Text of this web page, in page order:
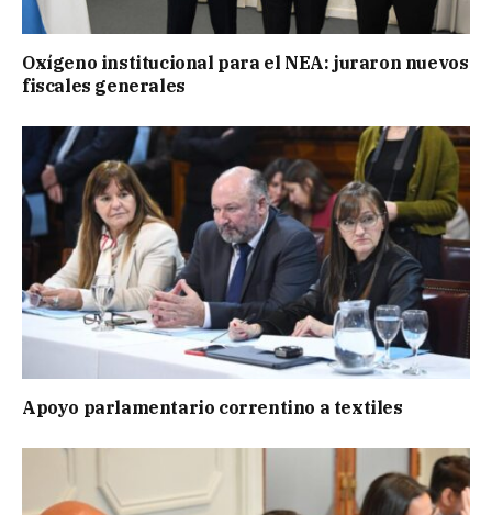
Oxígeno institucional para el NEA: juraron nuevos
fiscales generales
Apoyo parlamentario correntino a textiles